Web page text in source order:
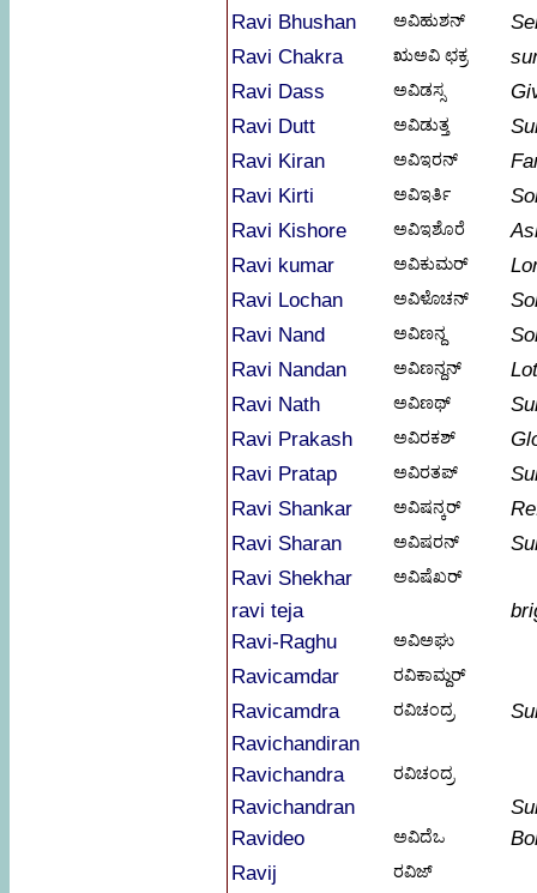
Ravi Bhushan
ಅವಿಹುಶನ್
Ravi Chakra
ಋಅವಿ ಛಕ್ರ
Ravi Dass
ಅವಿಡಸ್ಸ
Ravi Dutt
ಅವಿಡುತ್ತ
Ravi Kiran
ಅವಿಇರನ್
Ravi Kirti
ಅವಿಇರ್ತಿ
Ravi Kishore
ಅವಿಇಶೊರೆ
Ravi kumar
ಅವಿಕುಮರ್
Ravi Lochan
ಅವಿಳೊಚನ್
Ravi Nand
ಅವಿಣನ್ದ
Ravi Nandan
ಅವಿಣನ್ದನ್
Ravi Nath
ಅವಿಣಥ್
Ravi Prakash
ಅವಿರಕಶ್
Ravi Pratap
ಅವಿರತಪ್
Ravi Shankar
ಅವಿಷನ್ಕರ್
Ravi Sharan
ಅವಿಷರನ್
Ravi Shekhar
ಅವಿಷೆಖರ್
ravi teja
Ravi-Raghu
ಅವಿಅಘು
Ravicamdar ರವಿಕಾಮ್ದರ್
Ravicamdra ರವಿಚಂದ್ರ
Ravichandiran
Ravichandra
ರವಿಚಂದ್ರ
Ravichandran
Ravideo
ಅವಿದೆಒ
Ravij
ರವಿಜ್